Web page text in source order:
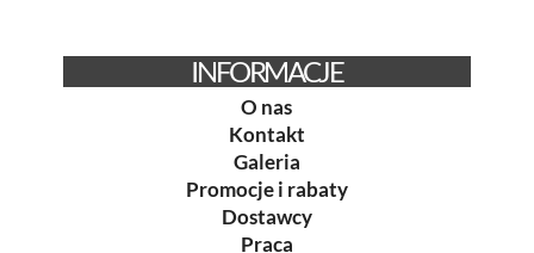
INFORMACJE
O nas
Kontakt
Galeria
Promocje i rabaty
Dostawcy
Praca